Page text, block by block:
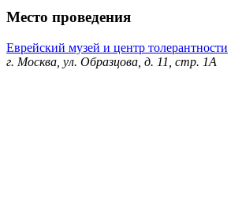
Место проведения
Еврейский музей и центр толерантности
г. Москва, ул. Образцова, д. 11, стр. 1А